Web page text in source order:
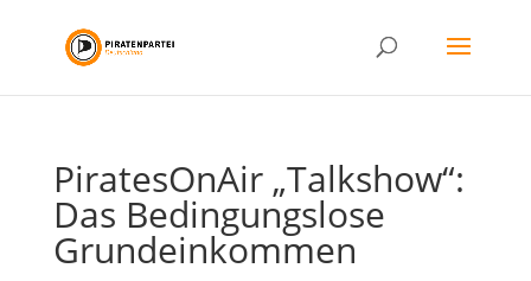
PiratesOnAir „Talkshow“:
Das Bedingungslose
Grundeinkommen